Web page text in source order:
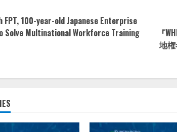
100-year-old Japanese Enterprise
Solve Multinational Workforce Training
『
地